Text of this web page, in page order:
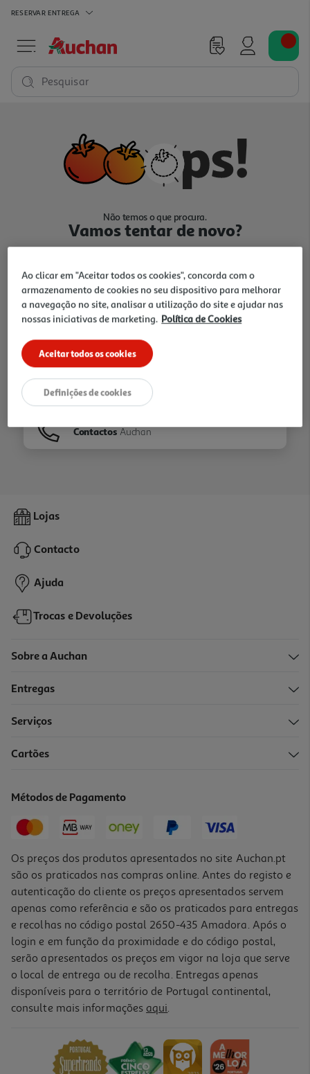
RESERVAR ENTREGA
Pesquisar
Não temos o que procura.
Vamos tentar de novo?
Ir para Homepage
Folhetos
Contactos Auchan
Lojas
Contacto
Ajuda
Trocas e Devoluções
Sobre a Auchan
Entregas
Serviços
Cartões
Métodos de Pagamento
Os preços dos produtos apresentados no site Auchan.pt
são os praticados nas compras online. Antes do registo e
autenticação do cliente os preços apresentados servem
apenas como referência e são os praticados para entregas
e recolhas no código postal 2650-435 Amadora. Após o
login e em função da proximidade e do código postal,
serão apresentados os preços em vigor na loja que serve
o local de entrega ou de recolha. Entregas apenas
disponíveis para o território de Portugal continental,
consulte mais informações aqui.
Ao clicar em "Aceitar todos os cookies", concorda com o
armazenamento de cookies no seu dispositivo para melhorar
a navegação no site, analisar a utilização do site e ajudar nas
nossas iniciativas de marketing. Política de Cookies
Aceitar todos os cookies
Definições de cookies